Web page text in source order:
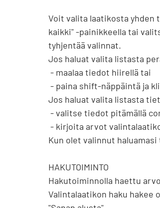
Voit valita laatikosta yhden
kaikki" -painikkeella tai
tyhjentää valinnat.
Jos haluat valita listasta
Jos haluat valita listasta
Kun olet valinnut
HAKUTOIMINTO
Hakutoiminnolla haettu
Valintalaatikon haku hakee